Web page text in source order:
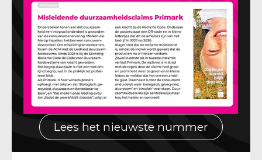
Lees het nieuwste nummer